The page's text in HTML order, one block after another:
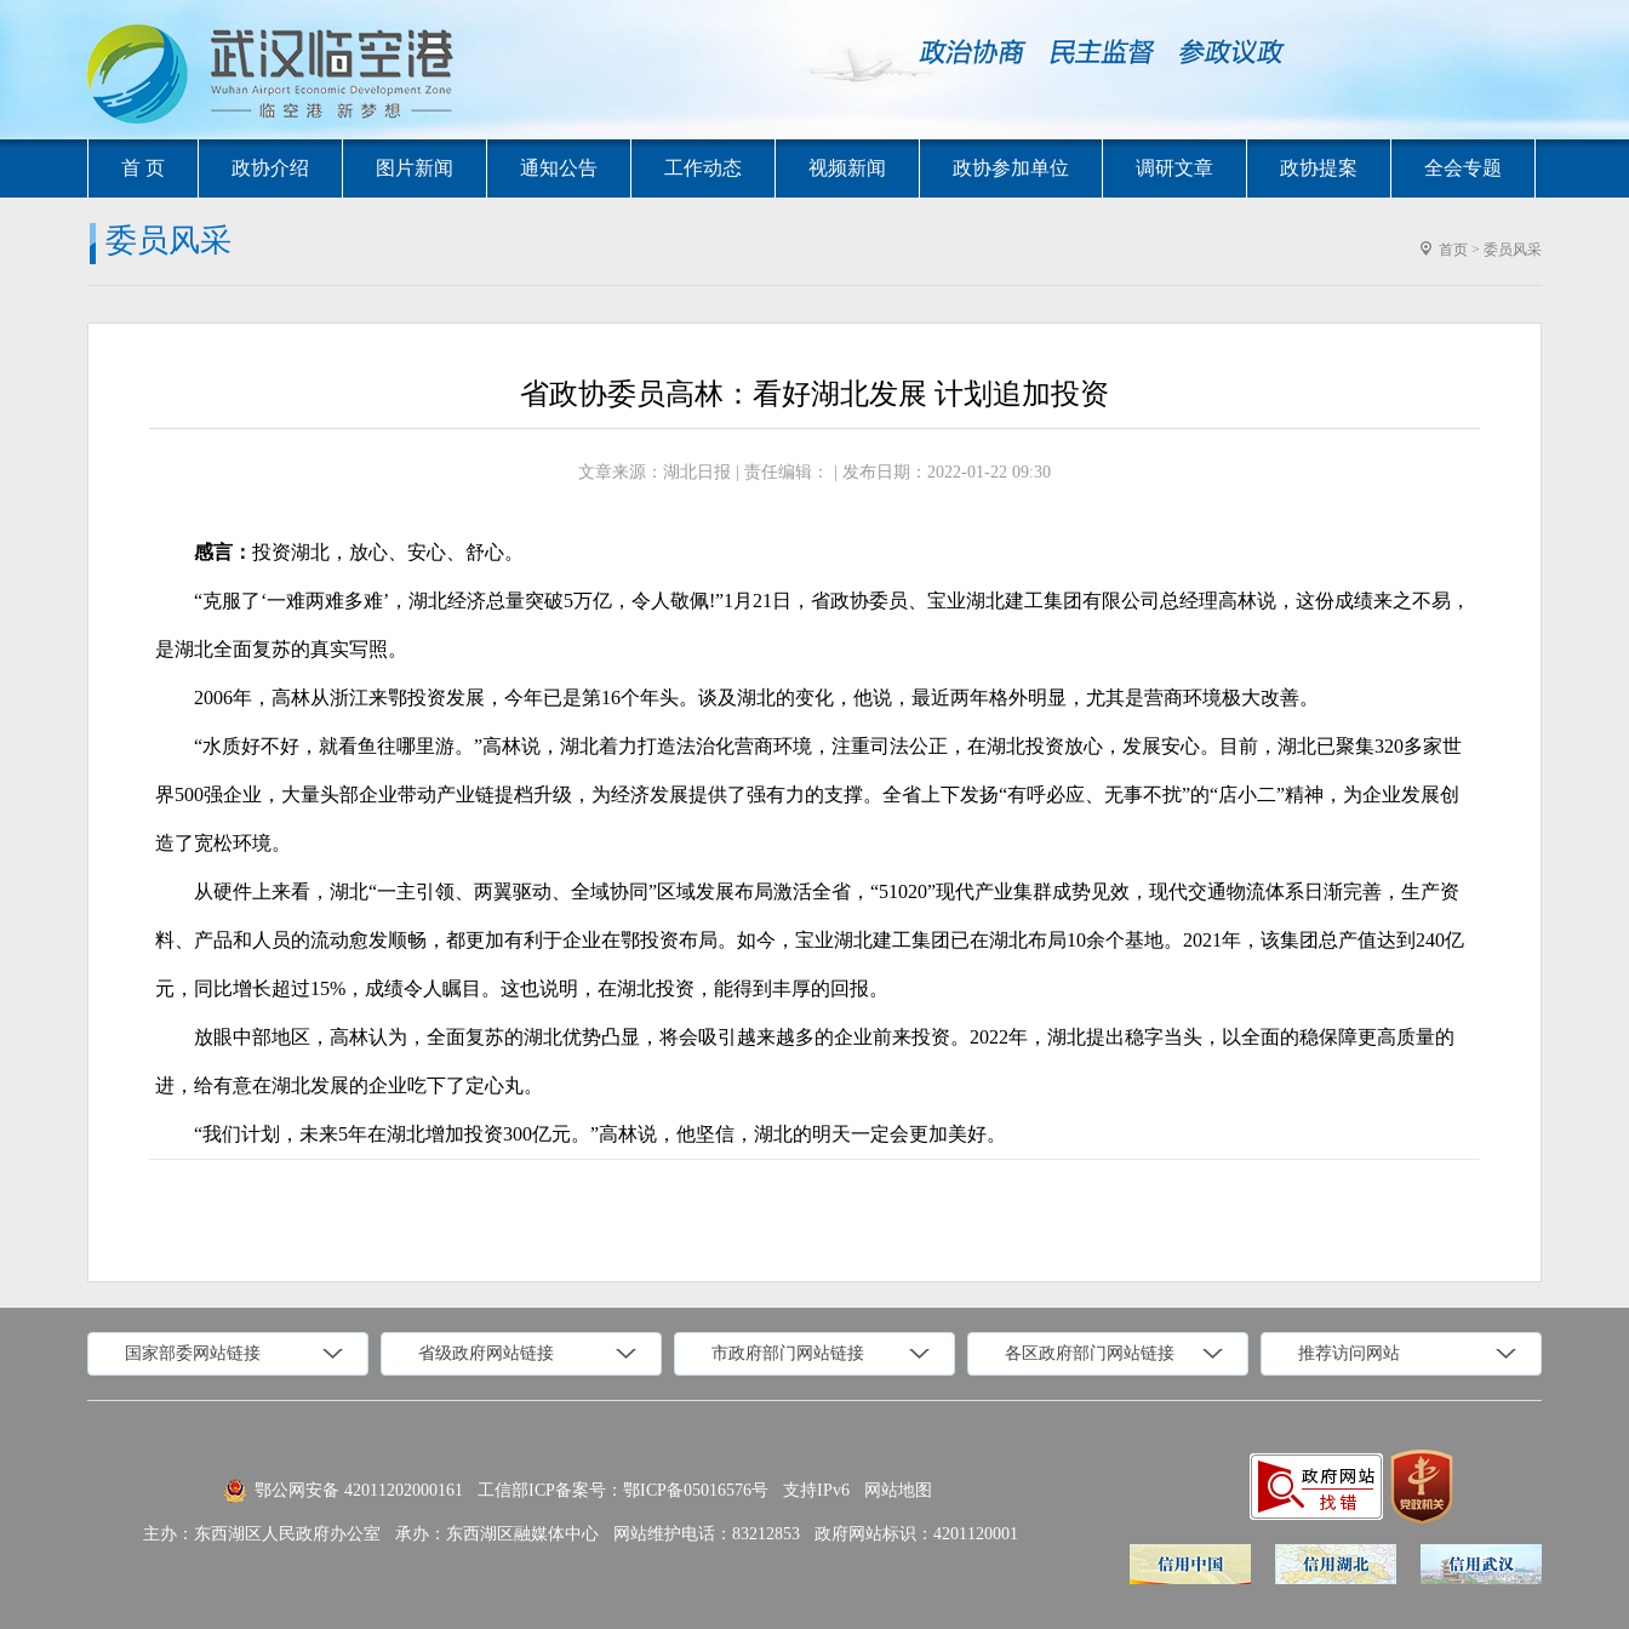
首 页 政协介绍 图片新闻 通知公告 工作动态 视频新闻 政协参加单位 调研文章 政协提案 全会专题
委员风采 首页 > 委员风采
省政协委员高林：看好湖北发展 计划追加投资
文章来源：湖北日报 | 责任编辑： | 发布日期：2022-01-22 09:30
感言： 投资湖北，放心、安心、舒心。
“克服了‘一难两难多难’，湖北经济总量突破5万亿，令人敬佩!”1月21日，省政协委员、宝业湖北建工集团有限公司总经理高林说，这份成绩来之不易，
是湖北全面复苏的真实写照。
2006年，高林从浙江来鄂投资发展，今年已是第16个年头。谈及湖北的变化，他说，最近两年格外明显，尤其是营商环境极大改善。
“水质好不好，就看鱼往哪里游。”高林说，湖北着力打造法治化营商环境，注重司法公正，在湖北投资放心，发展安心。目前，湖北已聚集320多家世
界500强企业，大量头部企业带动产业链提档升级，为经济发展提供了强有力的支撑。全省上下发扬“有呼必应、无事不扰”的“店小二”精神，为企业发展创
造了宽松环境。
从硬件上来看，湖北“一主引领、两翼驱动、全域协同”区域发展布局激活全省，“51020”现代产业集群成势见效，现代交通物流体系日渐完善，生产资
料、产品和人员的流动愈发顺畅，都更加有利于企业在鄂投资布局。如今，宝业湖北建工集团已在湖北布局10余个基地。2021年，该集团总产值达到240亿
元，同比增长超过15%，成绩令人瞩目。这也说明，在湖北投资，能得到丰厚的回报。
放眼中部地区，高林认为，全面复苏的湖北优势凸显，将会吸引越来越多的企业前来投资。2022年，湖北提出稳字当头，以全面的稳保障更高质量的
进，给有意在湖北发展的企业吃下了定心丸。
“我们计划，未来5年在湖北增加投资300亿元。”高林说，他坚信，湖北的明天一定会更加美好。
国家部委网站链接 省级政府网站链接 市政府部门网站链接 各区政府部门网站链接 推荐访问网站
国家部委网站 省级政府网站 市政府部门网站 各区政府部门网站 推荐访问网站
工业和信息化部
国家民族事务委员会 公安部 民政部 司法部 人力资源和社会保障部
鄂公网安备 42011202000161 工信部ICP备案号：鄂ICP备05016576号 支持IPv6 网站地图
主办：东西湖区人民政府办公室 承办：东西湖区融媒体中心 网站维护电话：83212853 政府网站标识：4201120001